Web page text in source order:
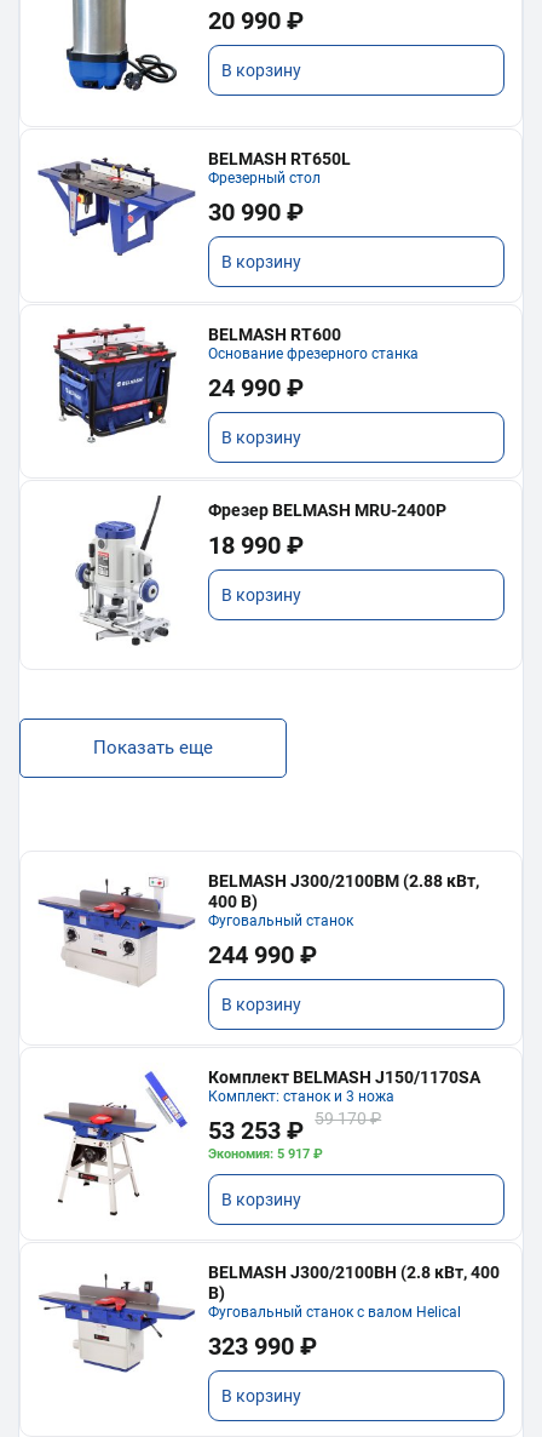
20 990 ₽
В корзину
BELMASH RT650L
Фрезерный стол
30 990 ₽
В корзину
BELMASH RT600
Основание фрезерного станка
24 990 ₽
В корзину
Фрезер BELMASH MRU-2400P
18 990 ₽
В корзину
Показать еще
BELMASH J300/2100ВМ (2.88 кВт,
400 В)
Фуговальный станок
244 990 ₽
В корзину
Комплект BELMASH J150/1170SA
Комплект: станок и 3 ножа
53 253 ₽ 59 170 ₽
Экономия: 5 917 ₽
В корзину
BELMASH J300/2100ВH (2.8 кВт, 400
В)
Фуговальный станок с валом Helical
323 990 ₽
В корзину